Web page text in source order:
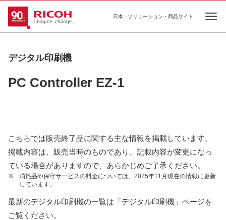
日本 - ソリューション・商品サイト
デジタル印刷機
PC Controller EZ-1
こちらでは販売終了品に関する主な情報を掲載しています。
掲載内容は、販売当時のものであり、記載内容が変更になっ
ている場合がありますので、あらかじめご了承ください。
※
消耗品や保守サービスの料金については、2025年11月現在の情報に更新
しています。
最新のデジタル印刷機の一覧は「デジタル印刷機」ページを
ご覧ください。